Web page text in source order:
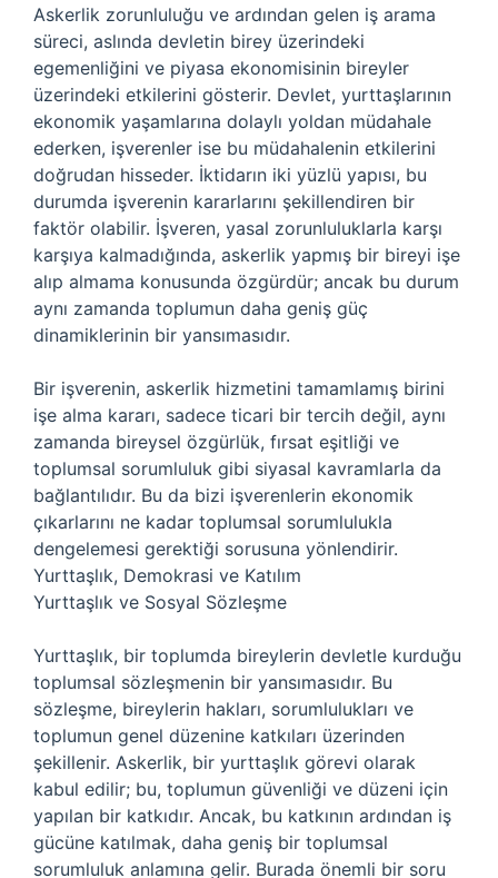
Askerlik zorunluluğu ve ardından gelen iş arama
süreci, aslında devletin birey üzerindeki
egemenliğini ve piyasa ekonomisinin bireyler
üzerindeki etkilerini gösterir. Devlet, yurttaşlarının
ekonomik yaşamlarına dolaylı yoldan müdahale
ederken, işverenler ise bu müdahalenin etkilerini
doğrudan hisseder. İktidarın iki yüzlü yapısı, bu
durumda işverenin kararlarını şekillendiren bir
faktör olabilir. İşveren, yasal zorunluluklarla karşı
karşıya kalmadığında, askerlik yapmış bir bireyi işe
alıp almama konusunda özgürdür; ancak bu durum
aynı zamanda toplumun daha geniş güç
dinamiklerinin bir yansımasıdır.
Bir işverenin, askerlik hizmetini tamamlamış birini
işe alma kararı, sadece ticari bir tercih değil, aynı
zamanda bireysel özgürlük, fırsat eşitliği ve
toplumsal sorumluluk gibi siyasal kavramlarla da
bağlantılıdır. Bu da bizi işverenlerin ekonomik
çıkarlarını ne kadar toplumsal sorumlulukla
dengelemesi gerektiği sorusuna yönlendirir.
Yurttaşlık, Demokrasi ve Katılım
Yurttaşlık ve Sosyal Sözleşme
Yurttaşlık, bir toplumda bireylerin devletle kurduğu
toplumsal sözleşmenin bir yansımasıdır. Bu
sözleşme, bireylerin hakları, sorumlulukları ve
toplumun genel düzenine katkıları üzerinden
şekillenir. Askerlik, bir yurttaşlık görevi olarak
kabul edilir; bu, toplumun güvenliği ve düzeni için
yapılan bir katkıdır. Ancak, bu katkının ardından iş
gücüne katılmak, daha geniş bir toplumsal
sorumluluk anlamına gelir. Burada önemli bir soru